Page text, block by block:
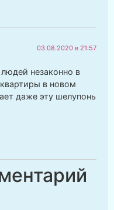
03.08.2020 в 21:57
незаконно в
в новом
даже эту шелупонь